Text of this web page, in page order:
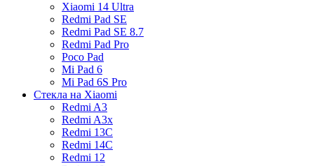
Xiaomi 14 Ultra
Redmi Pad SE
Redmi Pad SE 8.7
Redmi Pad Pro
Poco Pad
Mi Pad 6
Mi Pad 6S Pro
Стекла на Xiaomi
Redmi A3
Redmi A3x
Redmi 13C
Redmi 14C
Redmi 12